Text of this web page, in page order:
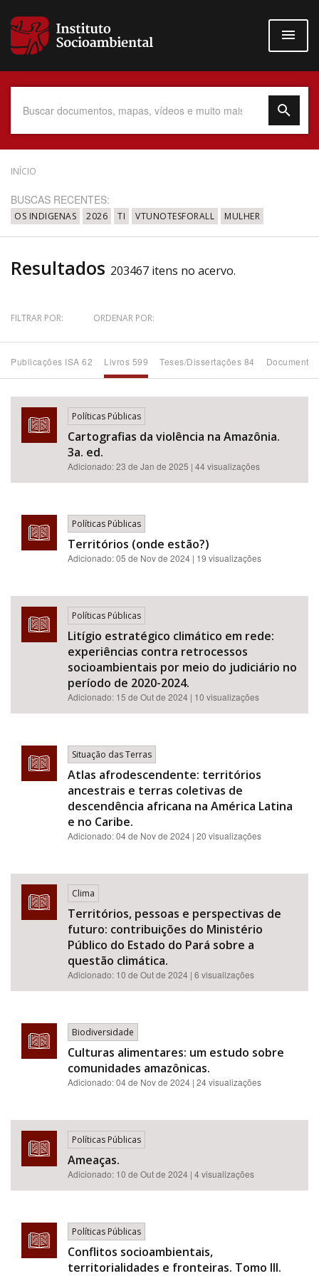
para
conteúdo
Data do Documento
Até
Povo Indígena
Subtema
Área de Levantamento
BUSCAR
INÍCIO
BUSCAS RECENTES:
OS INDIGENAS 2026 TI VTUNOTESFORALL MULHER
Resultados 203467 itens no acervo.
FILTRAR POR: ORDENAR POR:
Publicações ISA 62 Livros 599 Teses/Dissertações 84
Políticas Públicas
Cartografias da violência na Amazônia.
3a. ed.
Adicionado:23 de Jan de 2025 | 44 visualizações
Políticas Públicas
Territórios (onde estão?)
Adicionado:05 de Nov de 2024 | 19 visualizações
Políticas Públicas
Litígio estratégico climático em rede:
experiências contra retrocessos
socioambientais por meio do judiciário no
período de 2020-2024.
Adicionado: 15 de Out de 2024 | 10 visualizações
Situação das Terras
Atlas afrodescendente: territórios
ancestrais e terras coletivas de
descendência africana na América Latina
e no Caribe.
Adicionado:04 de Nov de 2024 | 20 visualizações
Clima
Territórios, pessoas e perspectivas de
futuro: contribuições do Ministério
Público do Estado do Pará sobre a
questão climática.
Adicionado: 10 de Out de 2024 | 6 visualizações
Biodiversidade
Culturas alimentares: um estudo sobre
comunidades amazônicas.
Adicionado:04 de Nov de 2024 | 24 visualizações
Políticas Públicas
Ameaças.
Adicionado: 10 de Out de 2024 | 4 visualizações
Políticas Públicas
Conflitos socioambientais,
territorialidades e fronteiras. Tomo III.